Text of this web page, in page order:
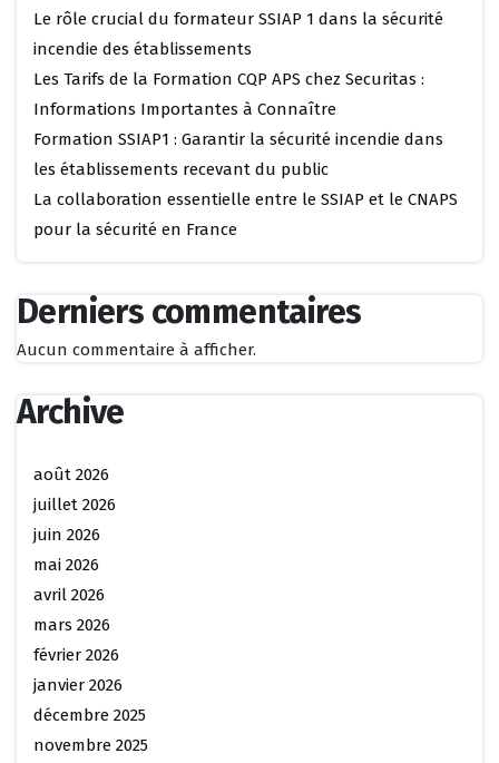
Le rôle crucial du formateur SSIAP 1 dans la sécurité
incendie des établissements
Les Tarifs de la Formation CQP APS chez Securitas :
Informations Importantes à Connaître
Formation SSIAP1 : Garantir la sécurité incendie dans
les établissements recevant du public
La collaboration essentielle entre le SSIAP et le CNAPS
pour la sécurité en France
Derniers commentaires
Aucun commentaire à afficher.
Archive
août 2026
juillet 2026
juin 2026
mai 2026
avril 2026
mars 2026
février 2026
janvier 2026
décembre 2025
novembre 2025